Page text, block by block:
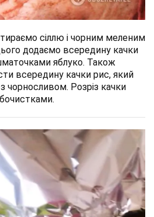
сіллю і чорним меленим
додаємо всередину качки
яблуко. Також
всередину качки рис, який
чорносливом. Розріз качки